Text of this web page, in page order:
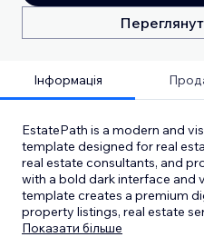
Інформація
EstatePath is a modern and
template designed for real
real estate consultants, and
with a bold dark interface and
template creates a premium
property listings, real estate
Показати більше